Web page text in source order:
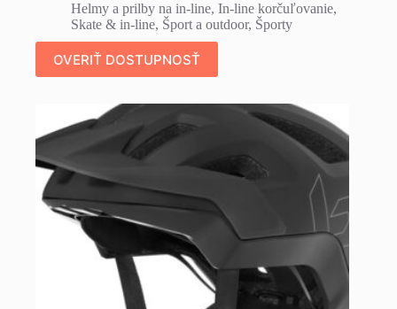
Helmy a prilby na in-line, In-line korčuľovanie,
Skate & in-line, Šport a outdoor, Športy
OVERIŤ DOSTUPNOSŤ